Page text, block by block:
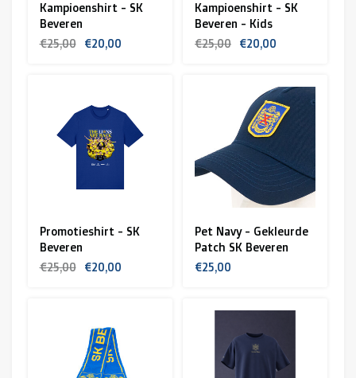
Veilingen
Kampioenshirt - SK
Beveren
€25,00
€20,00
Kampioenshirt - SK
Beveren - Kids
€25,00
€20,00
Promotieshirt - SK
Beveren
€25,00
€20,00
Pet Navy - Gekleurde
Patch SK Beveren
€25,00